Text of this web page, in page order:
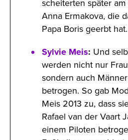
scheiterten später
Anna Ermakova, die
Papa Boris geerbt hat.
Sylvie Meis: Und
werden nicht nur
sondern auch
betrogen. So gab
Meis 2013 zu, dass
Rafael van der Vaart
einem Piloten